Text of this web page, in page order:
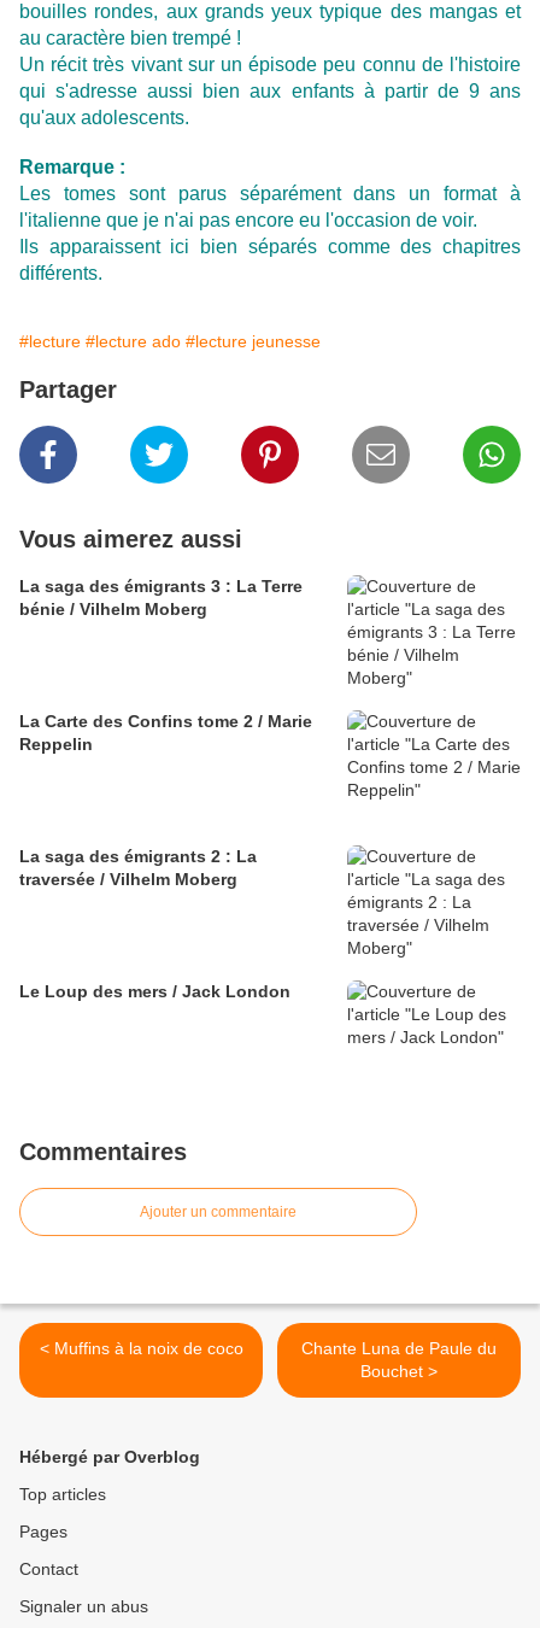
bouilles rondes, aux grands yeux typique des mangas et
au caractère bien trempé !
Un récit très vivant sur un épisode peu connu de l'histoire
qui s'adresse aussi bien aux enfants à partir de 9 ans
qu'aux adolescents.
Remarque :
Les tomes sont parus séparément dans un format à
l'italienne que je n'ai pas encore eu l'occasion de voir.
Ils apparaissent ici bien séparés comme des chapitres
différents.
#lecture #lecture ado #lecture jeunesse
Partager
Vous aimerez aussi
La saga des émigrants 3 : La Terre
bénie / Vilhelm Moberg
La Carte des Confins tome 2 / Marie
Reppelin
La saga des émigrants 2 : La
traversée / Vilhelm Moberg
Le Loup des mers / Jack London
Commentaires
Ajouter un commentaire
< Muffins à la noix de coco
Chante Luna de Paule du
Bouchet >
Hébergé par Overblog
Top articles
Pages
Contact
Signaler un abus